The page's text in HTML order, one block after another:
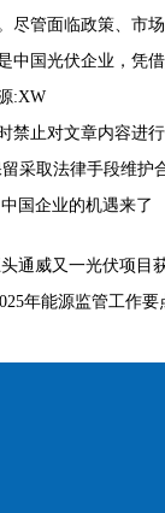
尽管面临政策、市
中国光伏企业，凭
:XW
禁止对文章内容进
采取法律手段维护
国企业的机遇来了
通威又一光伏项目
年能源监管工作要